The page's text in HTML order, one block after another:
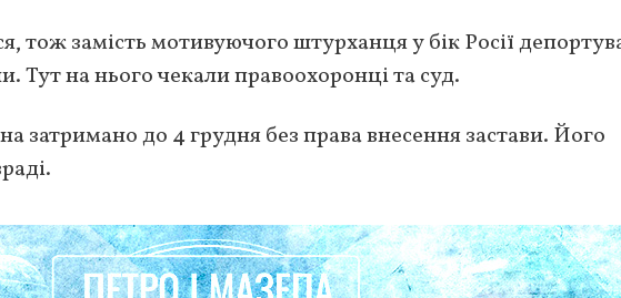
тож замість мотивуючого штурханця у бік Росії
Тут на нього чекали правоохоронці та суд.
затримано до 4 грудня без права внесення застави. Його